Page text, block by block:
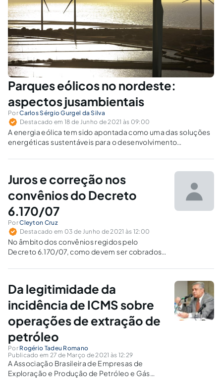
Parques eólicos no nordeste:
aspectos jusambientais
PorCarlos Sérgio Gurgel da Silva
Destacado em 18 de Junho de 2021 às 09:00
A energia eólica tem sido apontada como uma das soluções
energéticas sustentáveis para o desenvolvimento
aspectos positivos e negativos da implantação de parques
Juros e correção nos
convênios do Decreto
6.170/07
PorCleyton Cruz
Destacado em 03 de Junho de 2021 às 12:00
No âmbito dos convênios regidos pelo
Decreto 6.170/07, como devem ser cobrados
aplicação dos recursos, quanto a incidência de
valor do prejuízo da série histórica?
Da legitimidade da
incidência de ICMS sobre
operações de extração de
petróleo
Por Rogério Tadeu Romano
Publicado em 27 de Março de 2021 às 12:29
A Associação Brasileira de Empresas de
Exploração e Produção de Petróleo e Gás